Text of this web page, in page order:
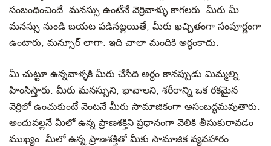
సంబంధించిందే. మనస్సు ఉంటేనే వెర్రివాళ్ళు కాగలరు. మీరు మీ
మనస్సు నుండి బయట పడినట్లయితే, మీరు ఖచ్చితంగా సంపూర్ణంగా
ఉంటారు, మన్సూర్ లాగా. ఇది చాలా మందికి అర్ధంకాదు.
మీ చుట్టూ ఉన్నవాళ్ళకి మీరు చేసేది అర్థం కానప్పుడు మిమ్మల్ని
హింసిస్తారు. మీరు మనస్సుని, భావాలని, శరీరాన్ని ఒక రకమైన
వెర్రిలో ఉంచుకుంటే వెంటనే మీరు సామాజికంగా అసంబద్ధమవుతారు.
అందువల్లనే మీలో ఉన్న ప్రాణశక్తిని ప్రధానంగా వెలికి తీసుకురావడం
ముఖ్యం. మీలో ఉన్న ప్రాణశక్తితో మీకు సామాజిక వ్యవహారం